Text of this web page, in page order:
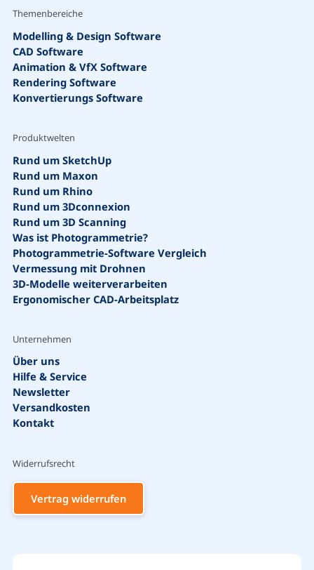
Themenbereiche
Modelling & Design Software
CAD Software
Animation & VfX Software
Rendering Software
Konvertierungs Software
Produktwelten
Rund um SketchUp
Rund um Maxon
Rund um Rhino
Rund um 3Dconnexion
Rund um 3D Scanning
Was ist Photogrammetrie?
Photogrammetrie-Software Vergleich
Vermessung mit Drohnen
3D-Modelle weiterverarbeiten
Ergonomischer CAD-Arbeitsplatz
Unternehmen
Über uns
Hilfe & Service
Newsletter
Versandkosten
Kontakt
Widerrufsrecht
Vertrag widerrufen